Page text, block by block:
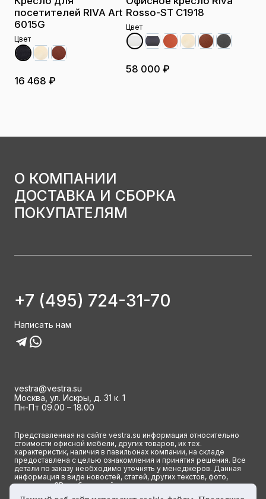
посетителей RIVA Art
6015G
Цвет
16 468 ₽
Rosso-ST C1918
Цвет
58 000 ₽
О КОМПАНИИ
ДОСТАВКА И СБОРКА
ПОКУПАТЕЛЯМ
+7 (495) 724-31-70
Написать нам
vestra@vestra.su
Москва, ул. Искры, д. 31 к. 1
Пн-Пт 09.00 – 18.00
Представленная на сайте vestra.su информация относительно
стоимости офисной мебели, других товаров, их тех.
характеристик, наличия в павильонах компании, на складе
предоставлена с целью ознакомления и принятия решения. Все
детали по заказу необходимо уточнять у менеджеров. Данная
информация в виде новостей, статей, других текстов, фото,
картинок и 3D изображений ни при каких условиях не является